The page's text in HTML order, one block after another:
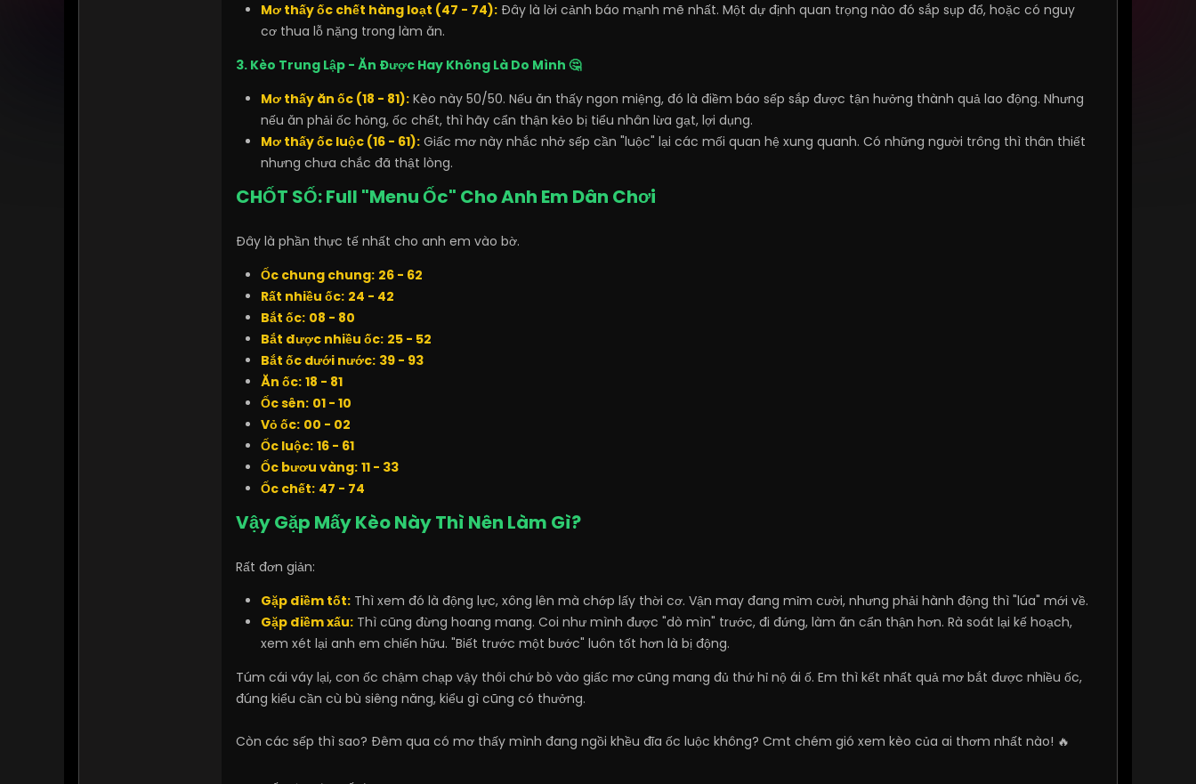
Mơ thấy ốc chết hàng loạt (47 - 74): Đây là lời cảnh báo mạnh mẽ nhất. Một dự định quan trọng nào đó sắp sụp đổ, hoặc có nguy
cơ thua lỗ nặng trong làm ăn.
3. Kèo Trung Lập - Ăn Được Hay Không Là Do Mình 🤔
Mơ thấy ăn ốc (18 - 81): Kèo này 50/50. Nếu ăn thấy ngon miệng, đó là điềm báo sếp sắp được tận hưởng thành quả lao động. Nhưng
nếu ăn phải ốc hỏng, ốc chết, thì hãy cẩn thận kẻo bị tiểu nhân lừa gạt, lợi dụng.
Mơ thấy ốc luộc (16 - 61): Giấc mơ này nhắc nhở sếp cần "luộc" lại các mối quan hệ xung quanh. Có những người trông thì thân thiết
nhưng chưa chắc đã thật lòng.
CHỐT SỐ: Full "Menu Ốc" Cho Anh Em Dân Chơi
Đây là phần thực tế nhất cho anh em vào bờ.
Ốc chung chung: 26 - 62
Rất nhiều ốc: 24 - 42
Bắt ốc: 08 - 80
Bắt được nhiều ốc: 25 - 52
Bắt ốc dưới nước: 39 - 93
Ăn ốc: 18 - 81
Ốc sên: 01 - 10
Vỏ ốc: 00 - 02
Ốc luộc: 16 - 61
Ốc bươu vàng: 11 - 33
Ốc chết: 47 - 74
Vậy Gặp Mấy Kèo Này Thì Nên Làm Gì?
Rất đơn giản:
Gặp điềm tốt: Thì xem đó là động lực, xông lên mà chớp lấy thời cơ. Vận may đang mỉm cười, nhưng phải hành động thì "lúa" mới về.
Gặp điềm xấu: Thì cũng đừng hoang mang. Coi như mình được "dò mìn" trước, đi đứng, làm ăn cẩn thận hơn. Rà soát lại kế hoạch,
xem xét lại anh em chiến hữu. "Biết trước một bước" luôn tốt hơn là bị động.
Túm cái váy lại, con ốc chậm chạp vậy thôi chứ bò vào giấc mơ cũng mang đủ thứ hỉ nộ ái ố. Em thì kết nhất quả mơ bắt được nhiều ốc,
đúng kiểu cần cù bù siêng năng, kiểu gì cũng có thưởng.
Còn các sếp thì sao? Đêm qua có mơ thấy mình đang ngồi khều đĩa ốc luộc không? Cmt chém gió xem kèo của ai thơm nhất nào! 🔥